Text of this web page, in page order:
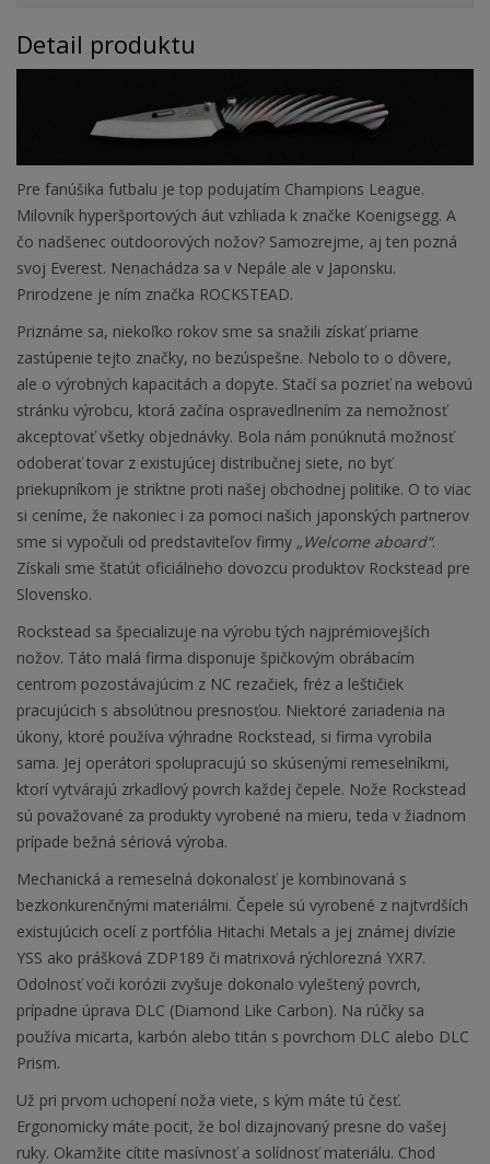
Detail produktu
Pre fanúšika futbalu je top podujatím Champions League.
Milovník hyperšportových áut vzhliada k značke Koenigsegg. A
čo nadšenec outdoorových nožov? Samozrejme, aj ten pozná
svoj Everest. Nenachádza sa v Nepále ale v Japonsku.
Prirodzene je ním značka ROCKSTEAD.
Priznáme sa, niekoľko rokov sme sa snažili získať priame
zastúpenie tejto značky, no bezúspešne. Nebolo to o dôvere,
ale o výrobných kapacitách a dopyte. Stačí sa pozrieť na webovú
stránku výrobcu, ktorá začína ospravedlnením za nemožnosť
akceptovať všetky objednávky. Bola nám ponúknutá možnosť
odoberať tovar z existujúcej distribučnej siete, no byť
priekupníkom je striktne proti našej obchodnej politike. O to viac
si ceníme, že nakoniec i za pomoci našich japonských partnerov
sme si vypočuli od predstaviteľov firmy „Welcome aboard“.
Získali sme štatút oficiálneho dovozcu produktov Rockstead pre
Slovensko.
Rockstead sa špecializuje na výrobu tých najprémiovejších
nožov. Táto malá firma disponuje špičkovým obrábacím
centrom pozostávajúcim z NC rezačiek, fréz a leštičiek
pracujúcich s absolútnou presnosťou. Niektoré zariadenia na
úkony, ktoré používa výhradne Rockstead, si firma vyrobila
sama. Jej operátori spolupracujú so skúsenými remeselníkmi,
ktorí vytvárajú zrkadlový povrch každej čepele. Nože Rockstead
sú považované za produkty vyrobené na mieru, teda v žiadnom
prípade bežná sériová výroba.
Mechanická a remeselná dokonalosť je kombinovaná s
bezkonkurenčnými materiálmi. Čepele sú vyrobené z najtvrdších
existujúcich ocelí z portfólia Hitachi Metals a jej známej divízie
YSS ako prášková ZDP189 či matrixová rýchlorezná YXR7.
Odolnosť voči korózii zvyšuje dokonalo vyleštený povrch,
prípadne úprava DLC (Diamond Like Carbon). Na rúčky sa
používa micarta, karbón alebo titán s povrchom DLC alebo DLC
Prism.
Už pri prvom uchopení noža viete, s kým máte tú česť.
Ergonomicky máte pocit, že bol dizajnovaný presne do vašej
ruky. Okamžite cítite masívnosť a solídnosť materiálu. Chod